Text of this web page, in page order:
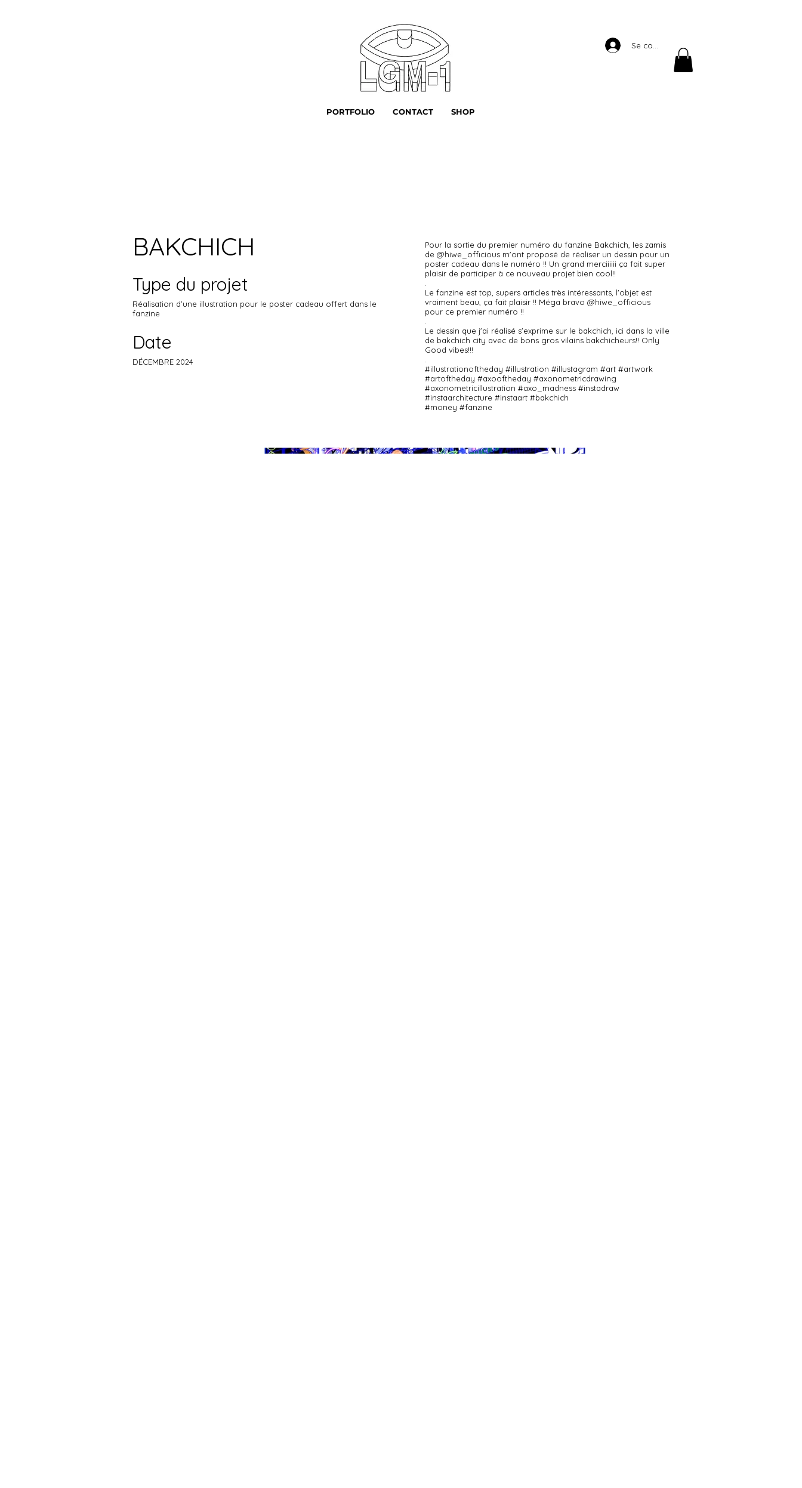
Se connecter
PORTFOLIO CONTACT SHOP
BAKCHICH
Type du projet
Réalisation d'une illustration pour le poster cadeau offert dans le
fanzine
Date
DÉCEMBRE 2024
Pour la sortie du premier numéro du fanzine Bakchich, les zamis
de @hiwe_officious m'ont proposé de réaliser un dessin pour un
poster cadeau dans le numéro !! Un grand merciiiiii ça fait super
plaisir de participer à ce nouveau projet bien cool!!
Le fanzine est top, supers articles très intéressants, l'objet est
vraiment beau, ça fait plaisir !! Méga bravo @hiwe_officious
pour ce premier numéro !!
Le dessin que j'ai réalisé s'exprime sur le bakchich, ici dans la ville
de bakchich city avec de bons gros vilains bakchicheurs!! Only
Good vibes!!!
#illustrationoftheday #illustration #illustagram #art #artwork
#artoftheday #axooftheday #axonometricdrawing
#axonometricillustration #axo_madness #instadraw
#instaarchitecture #instaart #bakchich
#money #fanzine